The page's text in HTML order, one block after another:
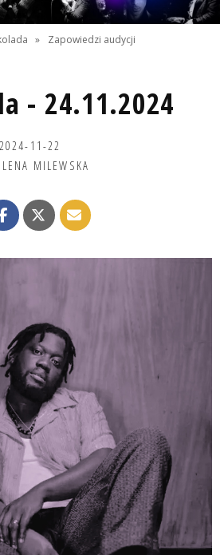
» Zapowiedzi audycji
- 24.11.2024
2024-11-22
MILEWSKA